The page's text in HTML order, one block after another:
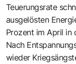
Teuerungsrate
ausgelösten
Prozent im April in
Nach
wieder